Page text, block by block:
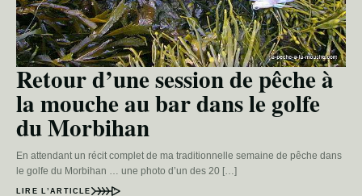
Retour d’une session de pêche à
la mouche au bar dans le golfe
du Morbihan
En attendant un récit complet de ma traditionnelle semaine de pêche dans
le golfe du Morbihan … une photo d’un des 20 […]
LIRE L’ARTICLE